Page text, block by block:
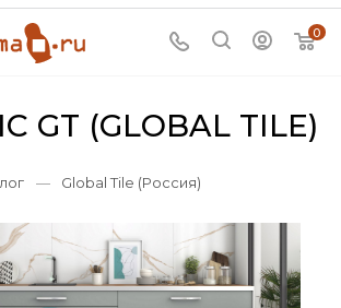
0
GT (GLOBAL TILE)
— Global Tile (Россия)